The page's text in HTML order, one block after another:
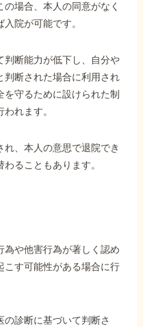
場合、本人の同意がなく
院が可能です。
判断能力が低下し、自分や
判断された場合に利用され
守るために設けられた制
れます。
、本人の意思で退院でき
ることもあります。
為や他害行為が著しく認め
こす可能性がある場合に行
診断に基づいて判断さ